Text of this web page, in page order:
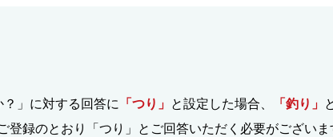
？」に対する回答に 「つり」 と設定した場合、 「釣り」
登録のとおり「つり」とご回答いただく必要がございま